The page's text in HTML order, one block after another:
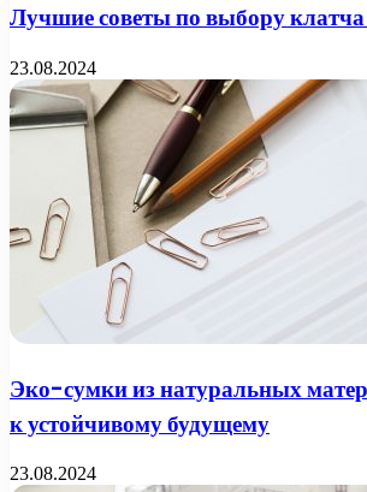
Лучшие советы по выбору
23.08.2024
Эко-сумки из натуральных
к устойчивому будущему
23.08.2024